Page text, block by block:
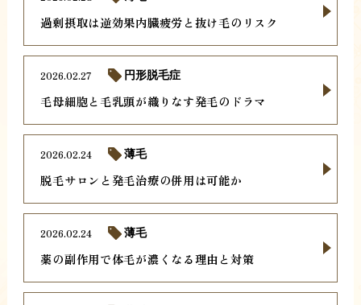
過剰摂取は逆効果内臓疲労と抜け毛のリスク
毛母細胞と毛乳頭が織りなす発毛のドラマ
2026.02.27 円形脱毛症
脱毛サロンと発毛治療の併用は可能か
2026.02.24 薄毛
薬の副作用で体毛が濃くなる理由と対策
2026.02.24 薄毛